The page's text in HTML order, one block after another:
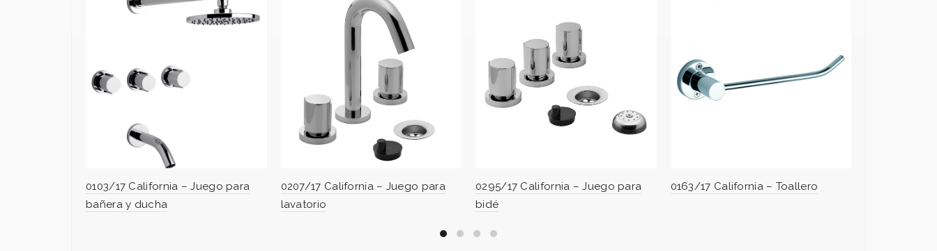
0103/17 California – Juego para
bañera y ducha
0207/17 California – Juego para
lavatorio
0295/17 California – Juego para
bidé
0163/17 California – Toallero